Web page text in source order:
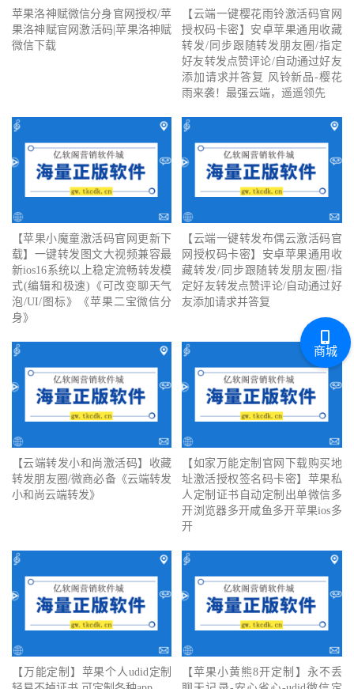
苹果洛神赋微信分身官网授权/苹
果洛神赋官网激活码|苹果洛神赋
微信下载
【云端一键樱花雨铃激活码官网
授权码卡密】安卓苹果通用收藏
转发/同步跟随转发朋友圈/指定
好友转发点赞评论/自动通过好友
添加请求并答复 风铃新品-樱花
雨来袭！最强云端，遥遥领先
【苹果小魔童激活码官网更新下
载】一键转发图文大视频兼容最
新ios16系统以上稳定流畅转发模
式(编辑和极速)《可改变聊天气
泡/UI/图标》《苹果二宝微信分
身》
【云端一键转发布偶云激活码官
网授权码卡密】安卓苹果通用收
藏转发/同步跟随转发朋友圈/指
定好友转发点赞评论/自动通过好
友添加请求并答复
【云端转发小和尚激活码】收藏
转发朋友圈/微商必备《云端转发
小和尚云端转发》
【如家万能定制官网下载购买地
址激活授权签名码卡密】苹果私
人定制证书自动定制出单微信多
开浏览器多开咸鱼多开苹果ios多
开
【万能定制】苹果个人udid定制
【苹果小黄熊8开定制】永不丢
商城